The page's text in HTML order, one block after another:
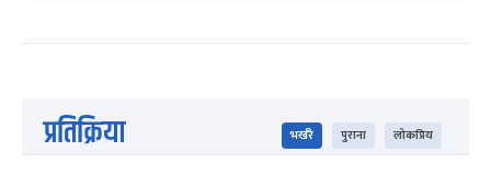
प्रतिक्रिया भर्खरै पुराना लोकप्रिय